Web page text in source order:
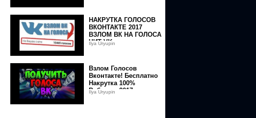
НАКРУТКА ГОЛОСОВ
ВКОНТАКТЕ 2017
ВЗЛОМ ВК НА ГОЛОСА
ЧИТ VK
Ilya Uryupin
Взлом Голосов
Вконтакте! Бесплатно
Накрутка 100%
Работает 2017
Ilya Uryupin